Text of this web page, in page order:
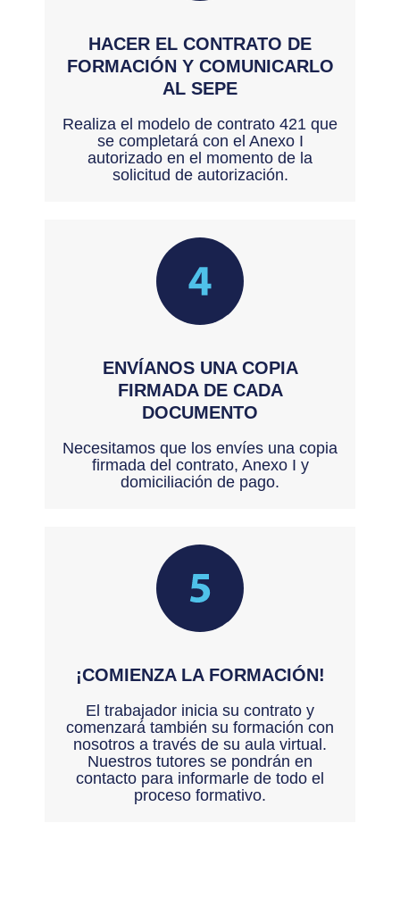
HACER EL CONTRATO DE
FORMACIÓN Y COMUNICARLO
AL SEPE
Realiza el modelo de contrato 421 que
se completará con el Anexo I
autorizado en el momento de la
solicitud de autorización.
ENVÍANOS UNA COPIA
FIRMADA DE CADA
DOCUMENTO
Necesitamos que los envíes una copia
firmada del contrato, Anexo I y
domiciliación de pago.
¡COMIENZA LA FORMACIÓN!
El trabajador inicia su contrato y
comenzará también su formación con
nosotros a través de su aula virtual.
Nuestros tutores se pondrán en
contacto para informarle de todo el
proceso formativo.